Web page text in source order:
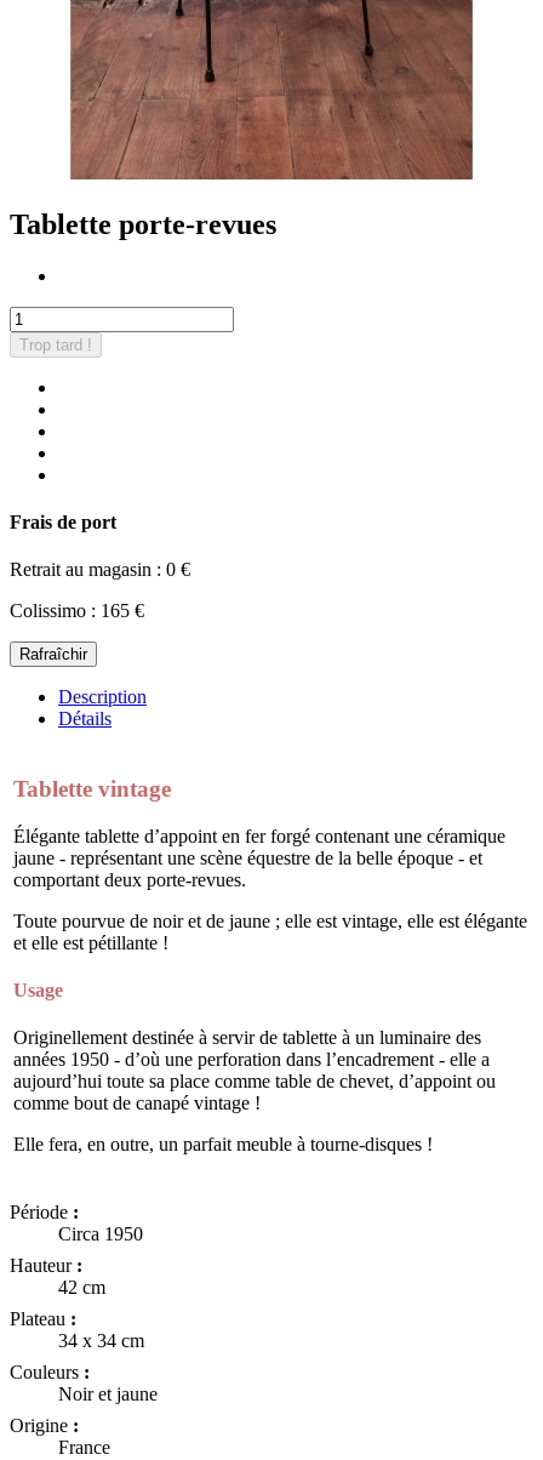
Tablette porte-revues
Trop tard !
Frais de port
Retrait au magasin : 0 €
Colissimo : 165 €
Description
Détails
Tablette vintage
Élégante tablette d’appoint en fer forgé contenant une céramique
jaune - représentant une scène équestre de la belle époque - et
comportant deux porte-revues.
Toute pourvue de noir et de jaune ; elle est vintage, elle est élégante
et elle est pétillante !
Usage
Originellement destinée à servir de tablette à un luminaire des
années 1950 - d’où une perforation dans l’encadrement - elle a
aujourd’hui toute sa place comme table de chevet, d’appoint ou
comme bout de canapé vintage !
Elle fera, en outre, un parfait meuble à tourne-disques !
Période :
Circa 1950
Hauteur :
42 cm
Plateau :
34 x 34 cm
Couleurs :
Noir et jaune
Origine :
France